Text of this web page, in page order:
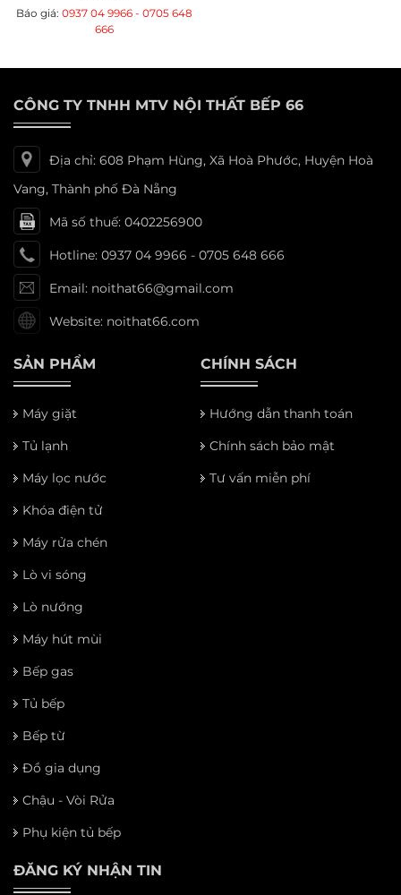
Báo giá: 0937 04 9966 - 0705 648
666
CÔNG TY TNHH MTV NỘI THẤT BẾP 66
Địa chỉ: 608 Phạm Hùng, Xã Hoà Phước, Huyện Hoà
Vang, Thành phố Đà Nẵng
Mã số thuế: 0402256900
Hotline: 0937 04 9966 - 0705 648 666
Email: noithat66@gmail.com
Website: noithat66.com
SẢN PHẨM
Máy giặt
Tủ lạnh
Máy lọc nước
Khóa điện tử
Máy rửa chén
Lò vi sóng
Lò nướng
Máy hút mùi
Bếp gas
Tủ bếp
Bếp từ
Đồ gia dụng
Chậu - Vòi Rửa
Phụ kiện tủ bếp
CHÍNH SÁCH
Hướng dẫn thanh toán
Chính sách bảo mật
Tư vấn miễn phí
ĐĂNG KÝ NHẬN TIN